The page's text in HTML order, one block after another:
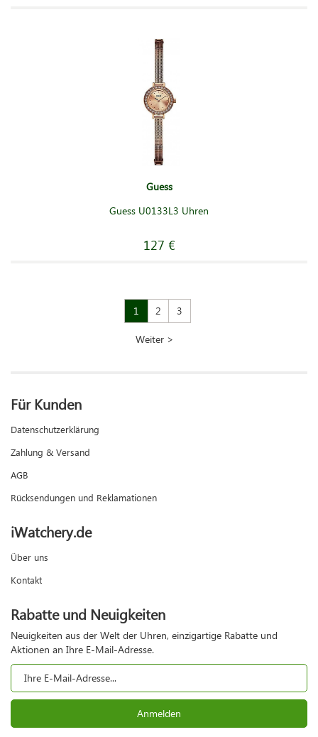
Guess
Guess U0133L3 Uhren
127 €
1 2 3
Weiter >
Für Kunden
Datenschutzerklärung
Zahlung & Versand
AGB
Rücksendungen und Reklamationen
iWatchery.de
Über uns
Kontakt
Rabatte und Neuigkeiten
Neuigkeiten aus der Welt der Uhren, einzigartige Rabatte und
Aktionen an Ihre E-Mail-Adresse.
Anmelden